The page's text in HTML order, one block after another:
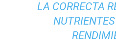
LA CORRECTA